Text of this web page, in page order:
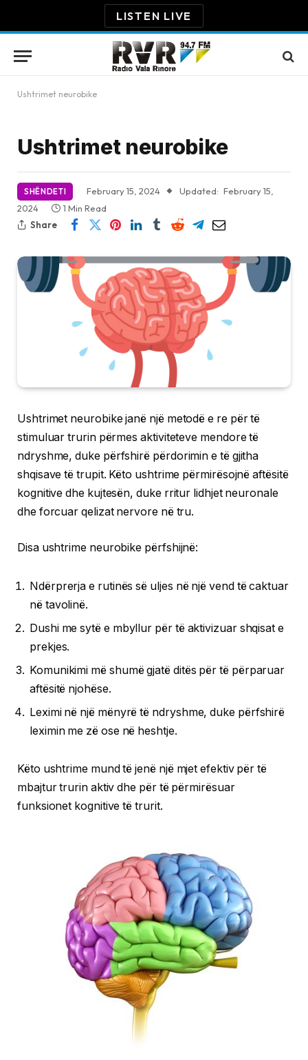
LISTEN LIVE
Ushtrimet neurobike
Ushtrimet neurobike
SHËNDETI February 15, 2024 Updated: February 15,
2024
1 Min Read
Share
Ushtrimet neurobike janë një metodë e re për të
stimuluar trurin përmes aktiviteteve mendore të
ndryshme, duke përfshirë përdorimin e të gjitha
shqisave të trupit. Këto ushtrime përmirësojnë aftësitë
kognitive dhe kujtesën, duke rritur lidhjet neuronale
dhe forcuar qelizat nervore në tru.
Disa ushtrime neurobike përfshijnë:
Ndërprerja e rutinës së uljes në një vend të caktuar
në tavolinë.
Dushi me sytë e mbyllur për të aktivizuar shqisat e
prekjes.
Komunikimi më shumë gjatë ditës për të përparuar
aftësitë njohëse.
Leximi në një mënyrë të ndryshme, duke përfshirë
leximin me zë ose në heshtje.
Këto ushtrime mund të jenë një mjet efektiv për të
mbajtur trurin aktiv dhe për të përmirësuar
funksionet kognitive të trurit.